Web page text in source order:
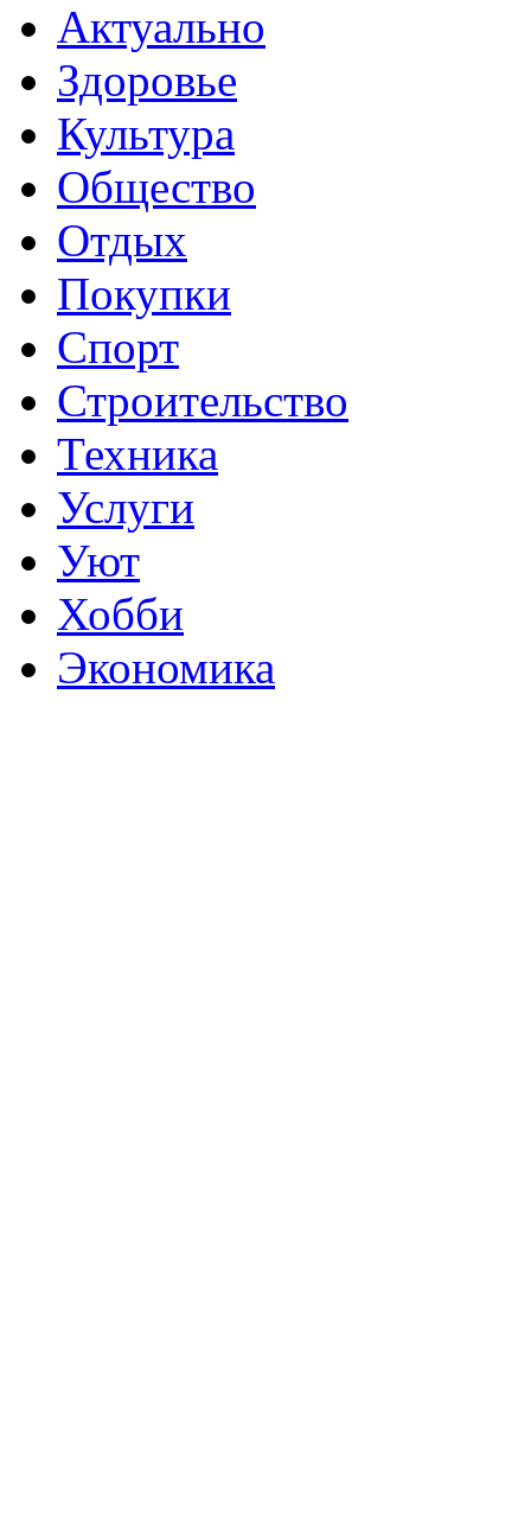
Актуально
Здоровье
Культура
Общество
Отдых
Покупки
Спорт
Строительство
Техника
Услуги
Уют
Хобби
Экономика